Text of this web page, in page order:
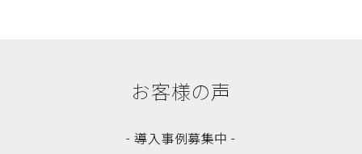
お客様の声
- 導入事例募集中 -